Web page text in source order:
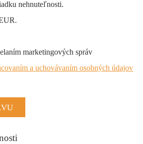
nehnuteľnosti.
marketingových správ
a uchovávaním osobných údajov